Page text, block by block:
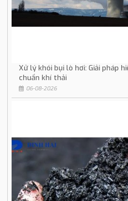
Xử lý khói bụi lò hơi: Giải pháp
chuẩn khí thải
06-08-2026